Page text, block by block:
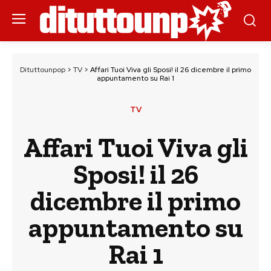
Dituttounpop > TV > Affari Tuoi Viva gli Sposi! il 26 dicembre il primo
appuntamento su Rai 1
TV
Affari Tuoi Viva gli
Sposi! il 26
dicembre il primo
appuntamento su
Rai 1